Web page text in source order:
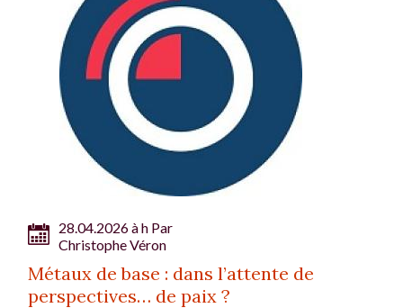
28.04.2026 à h Par
Christophe Véron
Métaux de base : dans l’attente de
perspectives… de paix ?